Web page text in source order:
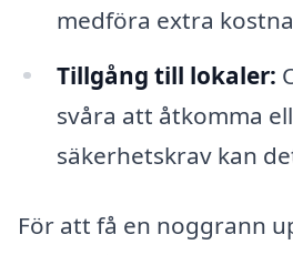
medföra extra
Tillgång till lokaler:
svåra att åtkomma
säkerhetskrav kan
För att få en noggrann